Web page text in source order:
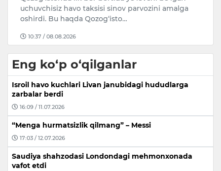
90 yoshida vafot etdi. Bu haqd…
Eng ko‘p o‘qilganlar
Isroil havo kuchlari Livan janubidagi hududlarga
zarbalar berdi
16:09 / 11.07.2026
“Menga hurmatsizlik qilmang” – Messi
17:03 / 12.07.2026
Saudiya shahzodasi Londondagi mehmonxonada
vafot etdi